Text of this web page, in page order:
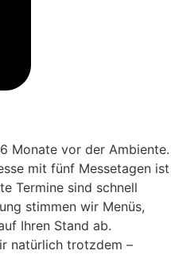
Monate vor der Ambiente.
mit fünf Messetagen ist
Termine sind schnell
stimmen wir Menüs,
Ihren Stand ab.
natürlich trotzdem –